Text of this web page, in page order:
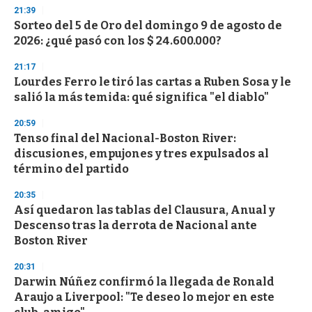
d
s
21:39
Sorteo del 5 de Oro del domingo 9 de agosto de
2026: ¿qué pasó con los $ 24.600.000?
21:17
Lourdes Ferro le tiró las cartas a Ruben Sosa y le
salió la más temida: qué significa "el diablo"
20:59
Tenso final del Nacional-Boston River:
discusiones, empujones y tres expulsados al
término del partido
20:35
Así quedaron las tablas del Clausura, Anual y
Descenso tras la derrota de Nacional ante
Boston River
20:31
Darwin Núñez confirmó la llegada de Ronald
Araujo a Liverpool: "Te deseo lo mejor en este